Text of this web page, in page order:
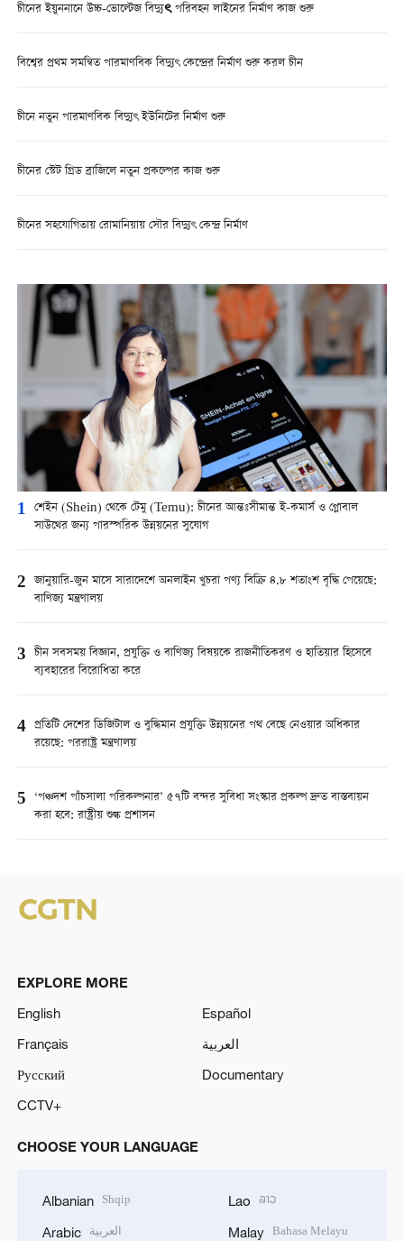
চীনের ইয়ুননানে উচ্চ-ভোল্টেজ বিদ্যুৎ পরিবহন লাইনের নির্মাণ কাজ শুরু
বিশ্বের প্রথম সমন্বিত পারমাণবিক বিদ্যুৎ কেন্দ্রের নির্মাণ শুরু করল চীন
চীনে নতুন পারমাণবিক বিদ্যুৎ ইউনিটের নির্মাণ শুরু
চীনের স্টেট গ্রিড ব্রাজিলে নতুন প্রকল্পের কাজ শুরু
চীনের সহযোগিতায় রোমানিয়ায় সৌর বিদ্যুৎ কেন্দ্র নির্মাণ
1 শেইন (Shein) থেকে টেমু (Temu): চীনের আন্তঃসীমান্ত ই-কমার্স ও গ্লোবাল
সাউথের জন্য পারস্পরিক উন্নয়নের সুযোগ
2 জানুয়ারি-জুন মাসে সারাদেশে অনলাইন খুচরা পণ্য বিক্রি ৪.৮ শতাংশ বৃদ্ধি পেয়েছে:
বাণিজ্য মন্ত্রণালয়
3 চীন সবসময় বিজ্ঞান, প্রযুক্তি ও বাণিজ্য বিষয়কে রাজনীতিকরণ ও হাতিয়ার হিসেবে
ব্যবহারের বিরোধিতা করে
4 প্রতিটি দেশের ডিজিটাল ও বুদ্ধিমান প্রযুক্তি উন্নয়নের পথ বেছে নেওয়ার অধিকার
রয়েছে: পররাষ্ট্র মন্ত্রণালয়
5 ‘পঞ্চদশ পাঁচসালা পরিকল্পনার’ ৫৭টি বন্দর সুবিধা সংস্কার প্রকল্প দ্রুত বাস্তবায়ন
করা হবে: রাষ্ট্রীয় শুল্ক প্রশাসন
EXPLORE MORE
English
Español
Français
العربية
Русский
Documentary
CCTV+
CHOOSE YOUR LANGUAGE
Albanian Shqip
Arabic العربية
Lao ລາວ
Malay Bahasa Melayu